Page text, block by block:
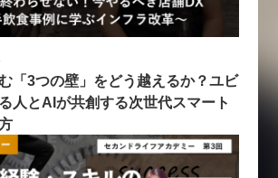
「3つの壁」をどう越えるか？ユビ
人とAIが共創する次世代スマート